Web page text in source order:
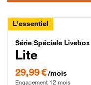
L'essentiel
Série
Série Spéciale Livebox
Lite
29,99 €/mois
Engagement 12 mois